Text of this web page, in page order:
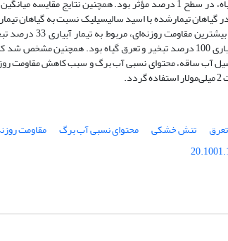
تیمار‌شده با اسید سالیسیلیک نسبت به گیاهان
برگ، پتانسیل
تنش خشکی محتوای نسبی آب برگ
مقاومت